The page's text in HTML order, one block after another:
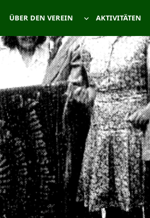
ÜBER DEN VEREIN AKTIVITÄTEN